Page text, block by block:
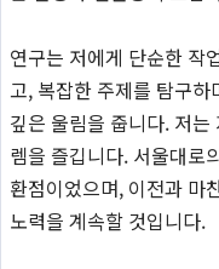
연구는 저에게 단순한 작
고, 복잡한 주제를 탐구
깊은 울림을 줍니다. 저
렘을 즐깁니다. 서울대로
환점이었으며, 이전과 마
노력을 계속할 것입니다.